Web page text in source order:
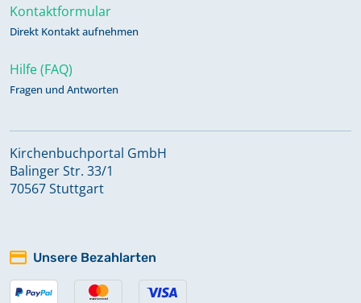
Kontaktformular
Direkt Kontakt aufnehmen
Hilfe (FAQ)
Fragen und Antworten
Kirchenbuchportal GmbH
Balinger Str. 33/1
70567 Stuttgart
Unsere Bezahlarten